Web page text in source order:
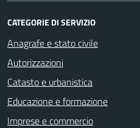
CATEGORIE DI SERVIZIO
Anagrafe e stato civile
Autorizzazioni
Catasto e urbanistica
Educazione e formazione
Imprese e commercio